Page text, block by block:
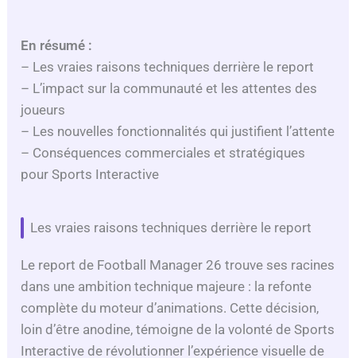
En résumé :
– Les vraies raisons techniques derrière le report
– L’impact sur la communauté et les attentes des
joueurs
– Les nouvelles fonctionnalités qui justifient l’attente
– Conséquences commerciales et stratégiques
pour Sports Interactive
Les vraies raisons techniques derrière le report
Le report de Football Manager 26 trouve ses racines
dans une ambition technique majeure : la refonte
complète du moteur d’animations. Cette décision,
loin d’être anodine, témoigne de la volonté de Sports
Interactive de révolutionner l’expérience visuelle de